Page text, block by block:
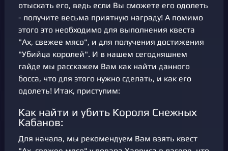
отыскать его, ведь если Вы сможете его одолеть
- получите весьма приятную награду! А помимо
этого это необходимо для выполнения квеста
"Ах, свежее мясо", и для получения достижения
"Убийца королей". И в нашем сегодняшнем
гайде мы расскажем Вам как найти данного
босса, что для этого нужно сделать, и как его
одолеть! Итак, приступим:
Как найти и убить Короля Снежных
Кабанов:
Для начала, мы рекомендуем Вам взять квест